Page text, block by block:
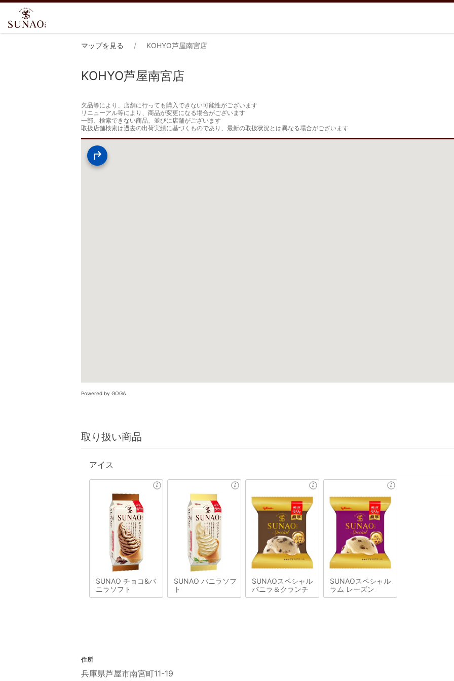
マップを見る KOHYO芦屋南宮店
KOHYO芦屋南宮店
欠品等により、店舗に行っても購入できない可能性がございます
リニューアル等により、商品が変更になる場合がございます
一部、検索できない商品、並びに店舗がございます
取扱店舗検索は過去の出荷実績に基づくものであり、最新の取扱状況とは異なる場合がございます
Powered by GOGA
取り扱い商品
アイス
SUNAO チョコ&バ
ニラソフト
SUNAO バニラソフ
ト
SUNAOスペシャル
バニラ＆クランチ
SUNAOスペシャル
ラム レーズン
住所
兵庫県芦屋市南宮町11-19